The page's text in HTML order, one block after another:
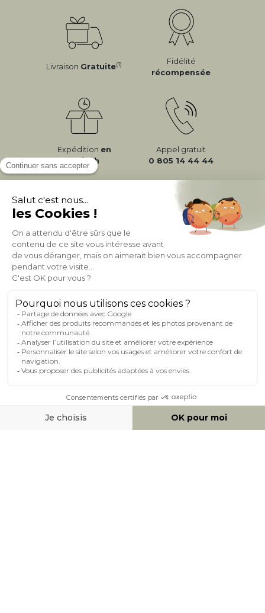
Livraison Gratuite(1)
Fidélité
récompensée
Expédition en
24/72h
Appel gratuit
0 805 14 44 44
À PROPOS DE MILIBOO
AIDE & CONTACT